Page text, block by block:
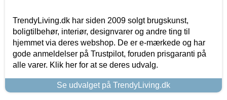
TrendyLiving.dk har siden 2009 solgt brugskunst,
boligtilbehør, interiør, designvarer og andre ting til
hjemmet via deres webshop. De er e-mærkede og har
gode anmeldelser på Trustpilot, foruden prisgaranti på
alle varer. Klik her for at se deres udvalg.
Se udvalget på TrendyLiving.dk